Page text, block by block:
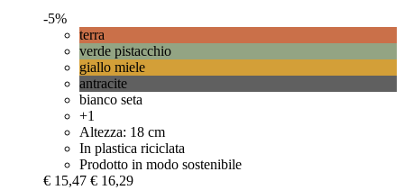
-5%
terra
verde pistacchio
giallo miele
antracite
bianco seta
+1
Altezza: 18 cm
In plastica riciclata
Prodotto in modo sostenibile
€ 15,47 € 16,29